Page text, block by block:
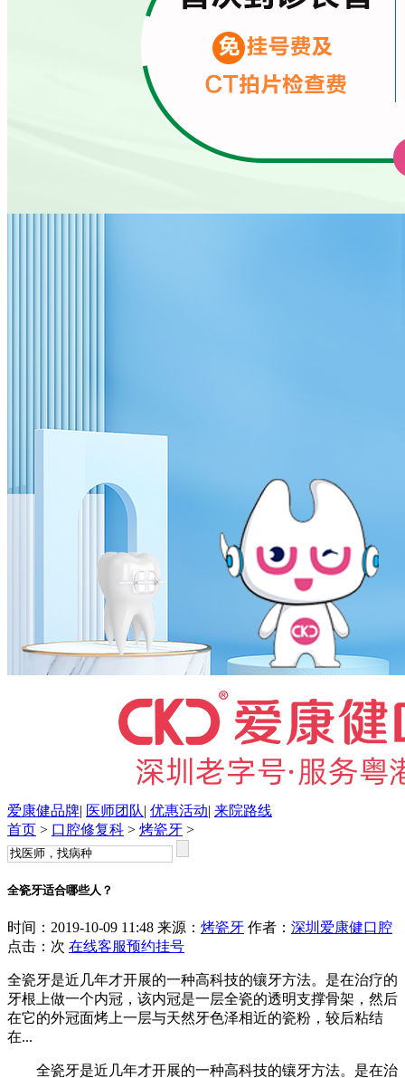
爱康健品牌| 医师团队| 优惠活动| 来院路线
首页 > 口腔修复科 > 烤瓷牙 >
全瓷牙适合哪些人？
时间：2019-10-09 11:48 来源： 烤瓷牙 作者： 深圳爱康健口腔
点击： 次 在线客服预约挂号
全瓷牙是近几年才开展的一种高科技的镶牙方法。是在治疗的
牙根上做一个内冠，该内冠是一层全瓷的透明支撑骨架，然后
在它的外冠面烤上一层与天然牙色泽相近的瓷粉，较后粘结
在...
全瓷牙是近几年才开展的一种高科技的镶牙方法。是在治